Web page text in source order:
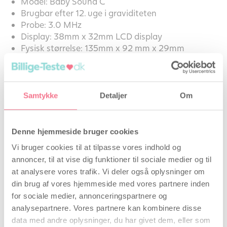
Samtykke Detaljer Om
Denne hjemmeside bruger cookies
Vi bruger cookies til at tilpasse vores indhold og
annoncer, til at vise dig funktioner til sociale medier og til
at analysere vores trafik. Vi deler også oplysninger om
din brug af vores hjemmeside med vores partnere inden
for sociale medier, annonceringspartnere og
analysepartnere. Vores partnere kan kombinere disse
data med andre oplysninger, du har givet dem, eller som
Brugbar efter 12. uge i graviditeten
Probe: 3.0 MHz
Display: 38mm x 32mm LCD display
Fysisk størrelse: 135mm x 92 mm x 29mm
FHR: 50~240 BPM (hjerteslag per minut)
Præcision: ±2 BPM
mere, for at kunne høre fostrets hjertelyd, da hver
Pakken indeholder:
CONTEC Baby Sound C Fetal Doppler
Probe, som kan frakobles
Ultralydsgel (250 ml)
2 stk. AA batterier